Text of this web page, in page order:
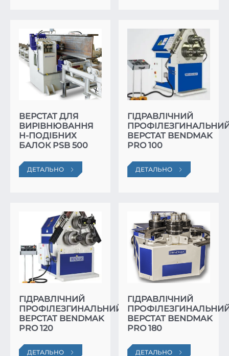
ВЕРСТАТ ДЛЯ
ВИРІВНЮВАННЯ
H-ПОДІБНИХ
БАЛОК PSB 500
ДЕТАЛЬНО
ГІДРАВЛІЧНИЙ
ВЕРСТАТ BENDMAK
PRO 100
ДЕТАЛЬНО
ГІДРАВЛІЧНИЙ
ПРОФІЛЕЗГИНАЛЬНИЙ
ВЕРСТАТ BENDMAK
PRO 120
ДЕТАЛЬНО
ГІДРАВЛІЧНИЙ
ВЕРСТАТ BENDMAK
PRO 180
ДЕТАЛЬНО